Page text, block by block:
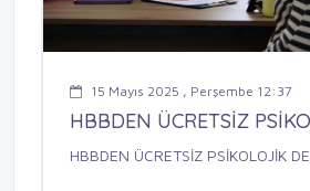
15 Mayıs 2025 , Perşembe 12:37
HBBDEN ÜCRETSİZ
HBBDEN ÜCRETSİZ PSİKOLOJİK